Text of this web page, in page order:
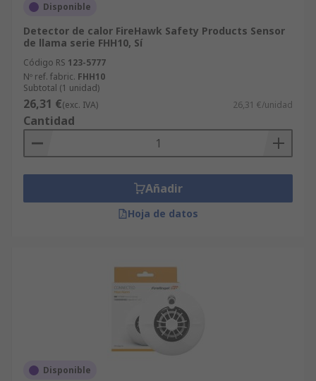
Disponible
Detector de calor FireHawk Safety Products Sensor
de llama serie FHH10, Sí
Código RS 123-5777
Nº ref. fabric. FHH10
Subtotal (1 unidad)
26,31 €(exc. IVA) 26,31 €/unidad
Cantidad
Añadir
Hoja de datos
Disponible